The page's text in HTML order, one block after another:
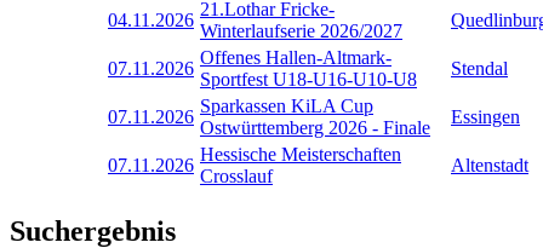
04.11.2026
21.Lothar Fricke-
Winterlaufserie 2026/2027
07.11.2026
Offenes Hallen-Altmark-
Sportfest U18-U16-U10-U8
Stendal
07.11.2026
Sparkassen KiLA Cup
Ostwürttemberg 2026 - Finale
Essingen
07.11.2026
Hessische Meisterschaften
Crosslauf
Altenstadt
Suchergebnis